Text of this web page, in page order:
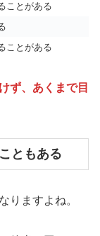
ことがある
ことがある
ず、あくまで目
ともある
りますよね。